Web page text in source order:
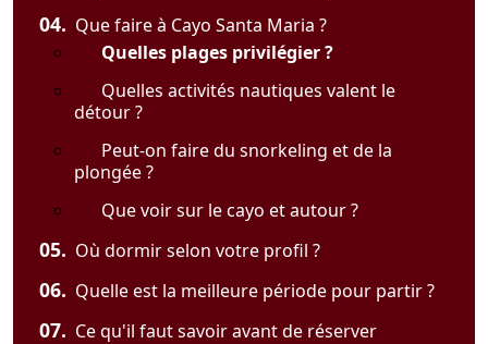
04. Que faire à Cayo Santa Maria ?
Quelles plages privilégier ?
Quelles activités nautiques valent le
détour ?
Peut-on faire du snorkeling et de la
plongée ?
Que voir sur le cayo et autour ?
05. Où dormir selon votre profil ?
06. Quelle est la meilleure période pour partir ?
07. Ce qu'il faut savoir avant de réserver